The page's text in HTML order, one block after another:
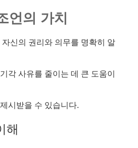
언의 가치
신의 권리와 의무를 명확히 알
각 사유를 줄이는 데 큰 도움이
시받을 수 있습니다.
해